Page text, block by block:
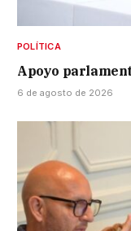
POLÍTICA
Apoyo
6 de agosto de 2026